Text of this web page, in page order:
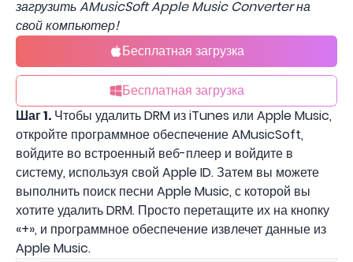
загрузить AMusicSoft Apple Music Converter на
свой компьютер!
Бесплатная загрузка
Бесплатная загрузка
Шаг 1. Чтобы удалить DRM из iTunes или Apple Music,
откройте программное обеспечение AMusicSoft,
войдите во встроенный веб-плеер и войдите в
систему, используя свой Apple ID. Затем вы можете
выполнить поиск песни Apple Music, с которой вы
хотите удалить DRM. Просто перетащите их на кнопку
«+», и программное обеспечение извлечет данные из
Apple Music.